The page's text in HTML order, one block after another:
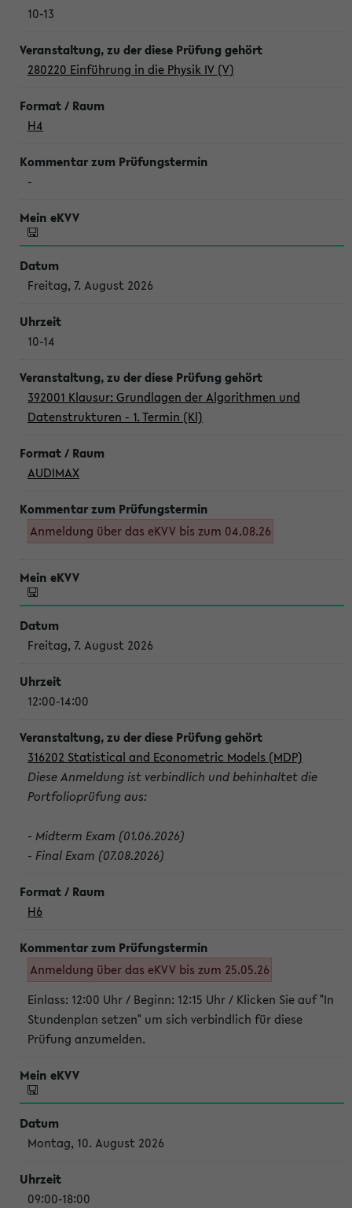
10-13
280220 Einführung in die Physik IV (V)
H4
-
Freitag, 7. August 2026
10-14
392001 Klausur: Grundlagen der Algorithmen und
Datenstrukturen - 1. Termin (Kl)
AUDIMAX
Anmeldung über das eKVV bis zum 04.08.26
Freitag, 7. August 2026
12:00-14:00
316202 Statistical and Econometric Models (MDP)
Diese Anmeldung ist verbindlich und behinhaltet die
Portfolioprüfung aus:
- Midterm Exam (01.06.2026)
- Final Exam (07.08.2026)
H6
Anmeldung über das eKVV bis zum 25.05.26
Einlass: 12:00 Uhr / Beginn: 12:15 Uhr / Klicken Sie auf "In
Stundenplan setzen" um sich verbindlich für diese
Prüfung anzumelden.
Montag, 10. August 2026
09:00-18:00